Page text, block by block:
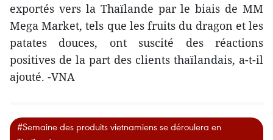
exportés vers la Thaïlande par le biais de MM
Mega Market, tels que les fruits du dragon et les
patates douces, ont suscité des réactions
positives de la part des clients thaïlandais, a-t-il
ajouté. -VNA
#Semaine des produits vietnamiens se déroulera en